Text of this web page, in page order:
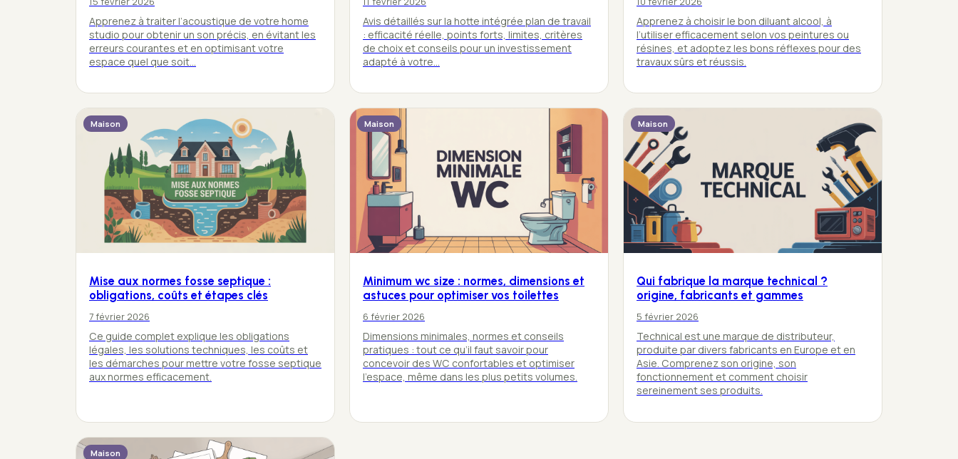
Apprenez à traiter l’acoustique de votre home
studio pour obtenir un son précis, en évitant les
erreurs courantes et en optimisant votre
espace quel que soit…
Avis détaillés sur la hotte intégrée plan de travail
: efficacité réelle, points forts, limites, critères
de choix et conseils pour un investissement
adapté à votre…
Apprenez à choisir le bon diluant alcool, à
l’utiliser efficacement selon vos peintures ou
résines, et adoptez les bons réflexes pour des
travaux sûrs et réussis.
Maison
Mise aux normes fosse septique :
obligations, coûts et étapes clés
7 février 2026
Ce guide complet explique les obligations
légales, les solutions techniques, les coûts et
les démarches pour mettre votre fosse septique
aux normes efficacement.
Maison
Minimum wc size : normes, dimensions et
astuces pour optimiser vos toilettes
6 février 2026
Dimensions minimales, normes et conseils
pratiques : tout ce qu’il faut savoir pour
concevoir des WC confortables et optimiser
l’espace, même dans les plus petits volumes.
Maison
Qui fabrique la marque technical ?
origine, fabricants et gammes
5 février 2026
Technical est une marque de distributeur,
produite par divers fabricants en Europe et en
Asie. Comprenez son origine, son
fonctionnement et comment choisir
sereinement ses produits.
Maison